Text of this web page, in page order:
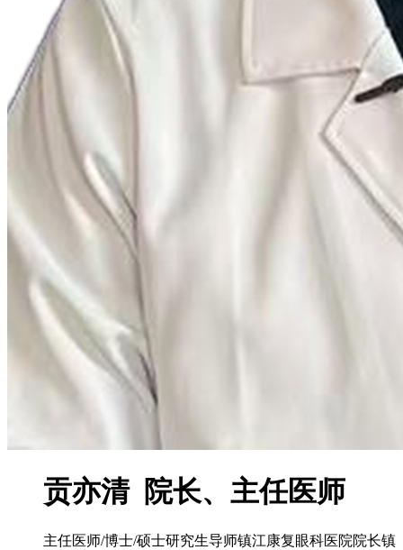
贡亦清 院长、主任医师
主任医师/博士/硕士研究生导师镇江康复眼科医院院长镇